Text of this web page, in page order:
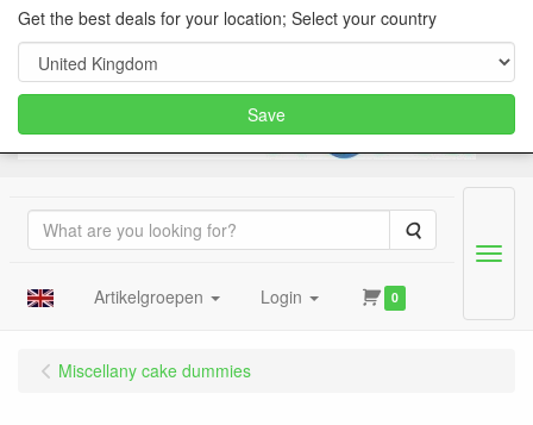
Search
Artikelgroepen Login 0
Menu
Miscellany cake dummies
Get the best deals for your location; Select your country
Save